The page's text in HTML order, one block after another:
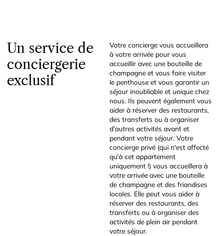
Un service de
conciergerie
exclusif
Votre concierge vous accueillera
à votre arrivée pour vous
accueillir avec une bouteille de
champagne et vous faire visiter
le penthouse et vous garantir un
séjour inoubliable et unique chez
nous. Ils peuvent également vous
aider à réserver des restaurants,
des transferts ou à organiser
d'autres activités avant et
pendant votre séjour. Votre
concierge privé (qui n'est affecté
qu'à cet appartement
uniquement !) vous accueillera à
votre arrivée avec une bouteille
de champagne et des friandises
locales. Elle peut vous aider à
réserver des restaurants, des
transferts ou à organiser des
activités de plein air pendant
votre séjour.